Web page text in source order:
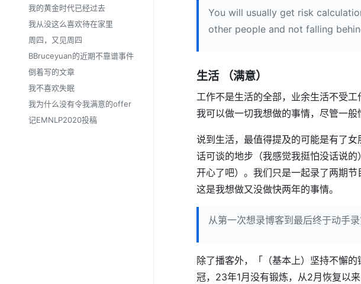
我的黄金时代已经过去
我从没这么喜欢待在家里
周四，又见周四
BBruceyuan的近期不靠谱事件
倒着写的文章
我不喜欢失眠
我为什么没有令我满意的offer
记EMNLP2020投稿
You will usually get risk
other people and not falling
生活 （满意）
工作不是生活的全部，业余生活不受工
我可以做一切我想做的事情，尽管一般
说到生活，最值得提及的可能是有了
话可谈的地步（我感觉我挺怕没话说
开心了吧）。我们只是一起录了两期
这是我想做又没做快两年的事情。
从第一次想录博客到最后终于动手
除了播客外，「（基本上）坚持不懈
冠，23年1月没有锻炼，从2月恢复以